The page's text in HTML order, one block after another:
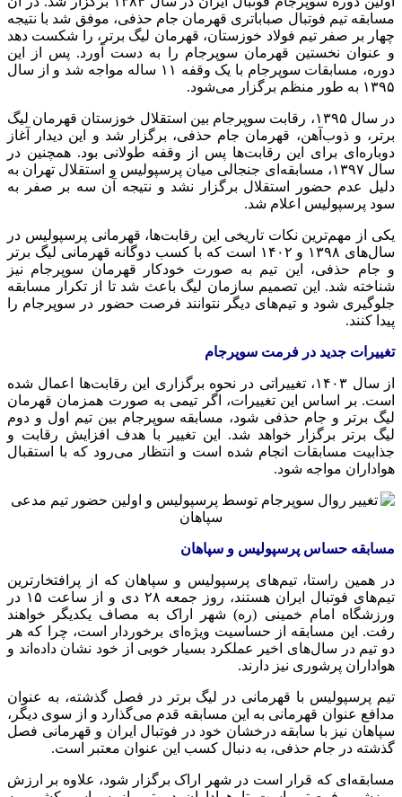
مسابقه تیم فوتبال صباباتری قهرمان جام حذفی، موفق شد با نتیجه
چهار بر صفر تیم فولاد خوزستان، قهرمان لیگ برتر، را شکست دهد
و عنوان نخستین قهرمان سوپرجام را به دست آورد. پس از این
دوره، مسابقات سوپرجام با یک وقفه ۱۱ ساله مواجه شد و از سال
۱۳۹۵ به طور منظم برگزار می‌شود.
در سال ۱۳۹۵، رقابت سوپرجام بین استقلال خوزستان قهرمان لیگ
برتر، و ذوب‌آهن، قهرمان جام حذفی، برگزار شد و این دیدار آغاز
دوباره‌ای برای این رقابت‌ها پس از وقفه طولانی بود. همچنین در
سال ۱۳۹۷، مسابقه‌ای جنجالی میان پرسپولیس و استقلال تهران به
دلیل عدم حضور استقلال برگزار نشد و نتیجه آن سه بر صفر به
سود پرسپولیس اعلام شد.
یکی از مهم‌ترین نکات تاریخی این رقابت‌ها، قهرمانی پرسپولیس در
سال‌های ۱۳۹۸ و ۱۴۰۲ است که با کسب دوگانه قهرمانی لیگ برتر
و جام حذفی، این تیم به صورت خودکار قهرمان سوپرجام نیز
شناخته شد. این تصمیم سازمان لیگ باعث شد تا از تکرار مسابقه
جلوگیری شود و تیم‌های دیگر نتوانند فرصت حضور در سوپرجام را
پیدا کنند.
تغییرات جدید در فرمت سوپرجام
از سال ۱۴۰۳، تغییراتی در نحوه برگزاری این رقابت‌ها اعمال شده
است. بر اساس این تغییرات، اگر تیمی به صورت همزمان قهرمان
لیگ برتر و جام حذفی شود، مسابقه سوپرجام بین تیم اول و دوم
لیگ برتر برگزار خواهد شد. این تغییر با هدف افزایش رقابت و
جذابیت مسابقات انجام شده است و انتظار می‌رود که با استقبال
هواداران مواجه شود.
مسابقه حساس پرسپولیس و سپاهان
در همین راستا، تیم‌های پرسپولیس و سپاهان که از پرافتخارترین
تیم‌های فوتبال ایران هستند، روز جمعه ۲۸ دی و از ساعت ۱۵ در
ورزشگاه امام خمینی (ره) شهر اراک به مصاف یکدیگر خواهند
رفت. این مسابقه از حساسیت ویژه‌ای برخوردار است، چرا که هر
دو تیم در سال‌های اخیر عملکرد بسیار خوبی از خود نشان داده‌اند و
هواداران پرشوری نیز دارند.
تیم پرسپولیس با قهرمانی در لیگ برتر در فصل گذشته، به عنوان
مدافع عنوان قهرمانی به این مسابقه قدم می‌گذارد و از سوی دیگر،
سپاهان نیز با سابقه درخشان خود در فوتبال ایران و قهرمانی فصل
گذشته در جام حذفی، به دنبال کسب این عنوان معتبر است.
مسابقه‌ای که قرار است در شهر اراک برگزار شود، علاوه بر ارزش